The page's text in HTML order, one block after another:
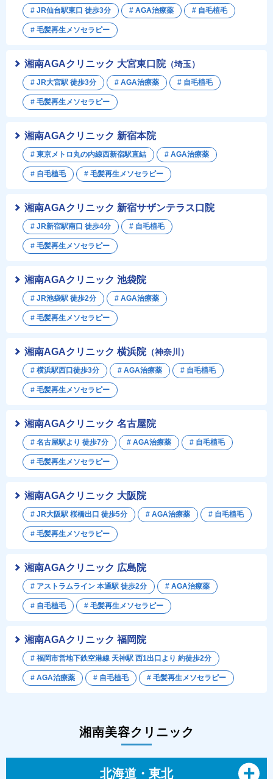
湘南AGAクリニック 新宿本院
# 東京メトロ丸の内線西新宿駅直結 # AGA治療薬
# 自毛植毛 # 毛髪再生メソセラピー
湘南AGAクリニック 新宿サザンテラス口院
# JR新宿駅南口 徒歩4分 # 自毛植毛
# 毛髪再生メソセラピー
湘南AGAクリニック 大阪院
# JR大阪駅 桜橋出口 徒歩5分 # AGA治療薬 # 自毛植毛
# 毛髪再生メソセラピー
湘南AGAクリニック 横浜院（神奈川）
# 横浜駅西口徒歩3分 # AGA治療薬 # 自毛植毛
# 毛髪再生メソセラピー
湘南AGAクリニック 福岡院
# 福岡市営地下鉄空港線 天神駅 西1出口より 約徒歩2分
# AGA治療薬 # 自毛植毛 # 毛髪再生メソセラピー
湘南AGAクリニック 名古屋院
# 名古屋駅より 徒歩7分 # AGA治療薬 # 自毛植毛
# 毛髪再生メソセラピー
# JR仙台駅東口 徒歩3分 # AGA治療薬 # 自毛植毛
# 毛髪再生メソセラピー
湘南AGAクリニック 池袋院
# JR池袋駅 徒歩2分 # AGA治療薬
# 毛髪再生メソセラピー
湘南AGAクリニック 広島院
# アストラムライン 本通駅 徒歩2分 # AGA治療薬
# 自毛植毛 # 毛髪再生メソセラピー
湘南AGAクリニック 大宮東口院（埼玉）
# JR大宮駅 徒歩3分 # AGA治療薬 # 自毛植毛
# 毛髪再生メソセラピー
湘南美容クリニック
北海道・東北